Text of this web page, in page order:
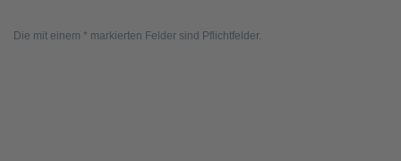
Die mit einem * markierten Felder sind Pflichtfelder.